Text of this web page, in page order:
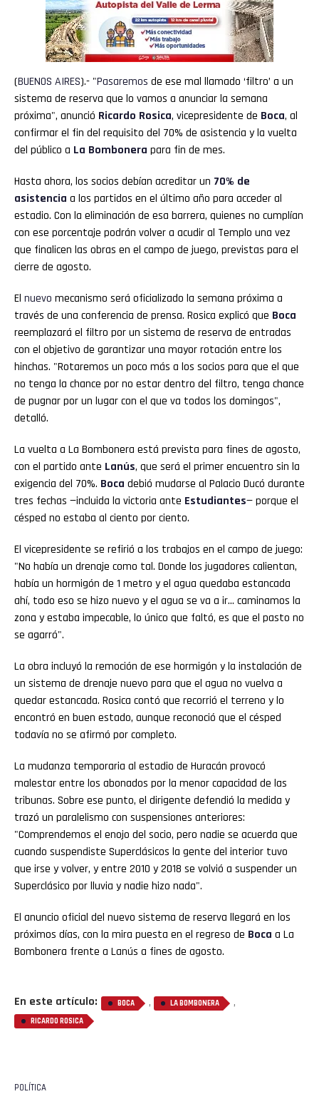
(BUENOS AIRES).- "Pasaremos de ese mal llamado ‘filtro’ a un
sistema de reserva que lo vamos a anunciar la semana
próxima", anunció Ricardo Rosica, vicepresidente de Boca, al
confirmar el fin del requisito del 70% de asistencia y la vuelta
del público a La Bombonera para fin de mes.
Hasta ahora, los socios debían acreditar un 70% de
asistencia a los partidos en el último año para acceder al
estadio. Con la eliminación de esa barrera, quienes no cumplían
con ese porcentaje podrán volver a acudir al Templo una vez
que finalicen las obras en el campo de juego, previstas para el
cierre de agosto.
El nuevo mecanismo será oficializado la semana próxima a
través de una conferencia de prensa. Rosica explicó que Boca
reemplazará el filtro por un sistema de reserva de entradas
con el objetivo de garantizar una mayor rotación entre los
hinchas. "Rotaremos un poco más a los socios para que el que
no tenga la chance por no estar dentro del filtro, tenga chance
de pugnar por un lugar con el que va todos los domingos",
detalló.
La vuelta a La Bombonera está prevista para fines de agosto,
con el partido ante Lanús, que será el primer encuentro sin la
exigencia del 70%. Boca debió mudarse al Palacio Ducó durante
tres fechas —incluida la victoria ante Estudiantes— porque el
césped no estaba al ciento por ciento.
El vicepresidente se refirió a los trabajos en el campo de juego:
"No había un drenaje como tal. Donde los jugadores calientan,
había un hormigón de 1 metro y el agua quedaba estancada
ahí, todo eso se hizo nuevo y el agua se va a ir… caminamos la
zona y estaba impecable, lo único que faltó, es que el pasto no
se agarró".
La obra incluyó la remoción de ese hormigón y la instalación de
un sistema de drenaje nuevo para que el agua no vuelva a
quedar estancada. Rosica contó que recorrió el terreno y lo
encontró en buen estado, aunque reconoció que el césped
todavía no se afirmó por completo.
La mudanza temporaria al estadio de Huracán provocó
malestar entre los abonados por la menor capacidad de las
tribunas. Sobre ese punto, el dirigente defendió la medida y
trazó un paralelismo con suspensiones anteriores:
"Comprendemos el enojo del socio, pero nadie se acuerda que
cuando suspendiste Superclásicos la gente del interior tuvo
que irse y volver, y entre 2010 y 2018 se volvió a suspender un
Superclásico por lluvia y nadie hizo nada".
El anuncio oficial del nuevo sistema de reserva llegará en los
próximos días, con la mira puesta en el regreso de Boca a La
Bombonera frente a Lanús a fines de agosto.
En este artículo: BOCA , LA BOMBONERA ,
RICARDO ROSICA
POLÍTICA